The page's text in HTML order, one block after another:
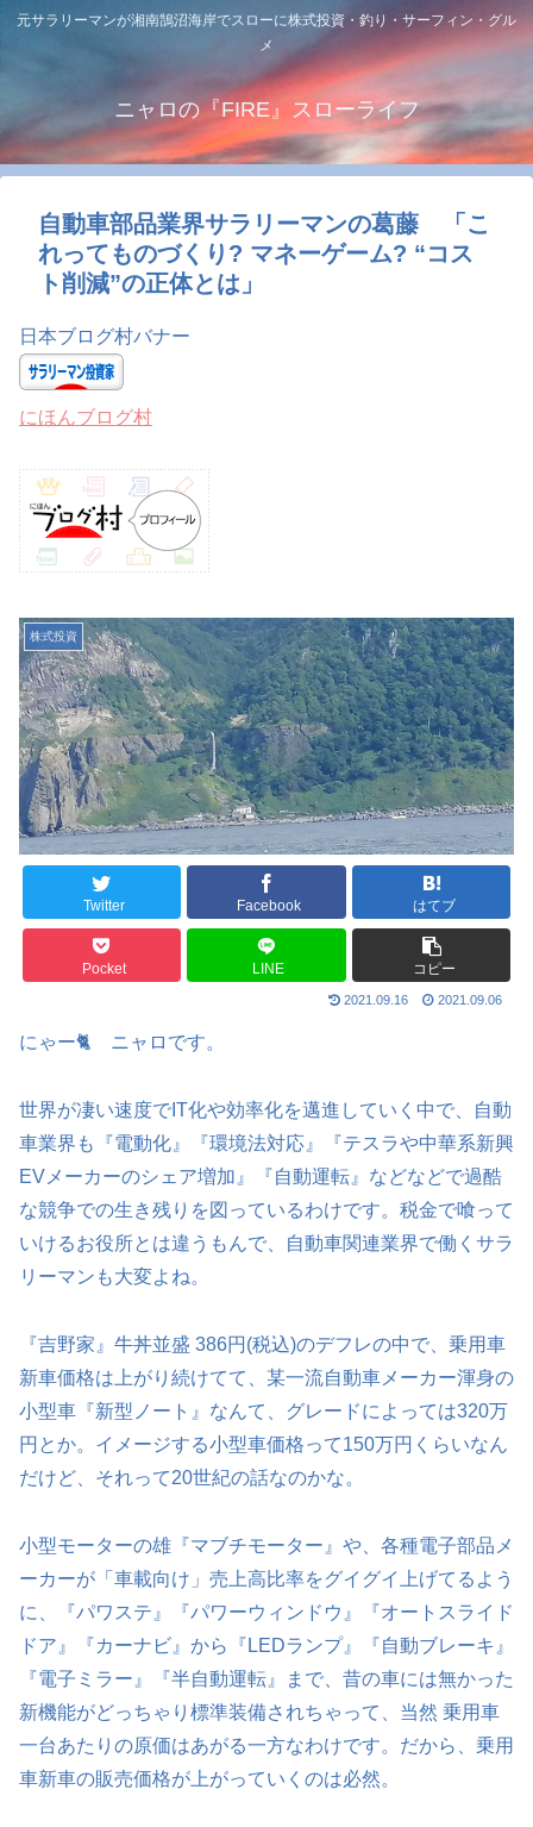
元サラリーマンが湘南鵠沼海岸でスローに株式投資・釣り・サーフィン・グル
メ
ニャロの『FIRE』スローライフ
自動車部品業界サラリーマンの葛藤 「こ
れってものづくり? マネーゲーム? “コス
ト削減”の正体とは」
日本ブログ村バナー
にほんブログ村
株式投資
Twitter Facebook はてブ
Pocket LINE コピー
2021.09.16 2021.09.06
にゃー🐈 ニャロです。
世界が凄い速度でIT化や効率化を邁進していく中で、自動
車業界も『電動化』『環境法対応』『テスラや中華系新興
EVメーカーのシェア増加』『自動運転』などなどで過酷
な競争での生き残りを図っているわけです。税金で喰って
いけるお役所とは違うもんで、自動車関連業界で働くサラ
リーマンも大変よね。
『吉野家』牛丼並盛 386円(税込)のデフレの中で、乗用車
新車価格は上がり続けてて、某一流自動車メーカー渾身の
小型車『新型ノート』なんて、グレードによっては320万
円とか。イメージする小型車価格って150万円くらいなん
だけど、それって20世紀の話なのかな。
小型モーターの雄『マブチモーター』や、各種電子部品メ
ーカーが「車載向け」売上高比率をグイグイ上げてるよう
に、『パワステ』『パワーウィンドウ』『オートスライド
ドア』『カーナビ』から『LEDランプ』『自動ブレーキ』
『電子ミラー』『半自動運転』まで、昔の車には無かった
新機能がどっちゃり標準装備されちゃって、当然 乗用車
一台あたりの原価はあがる一方なわけです。だから、乗用
車新車の販売価格が上がっていくのは必然。